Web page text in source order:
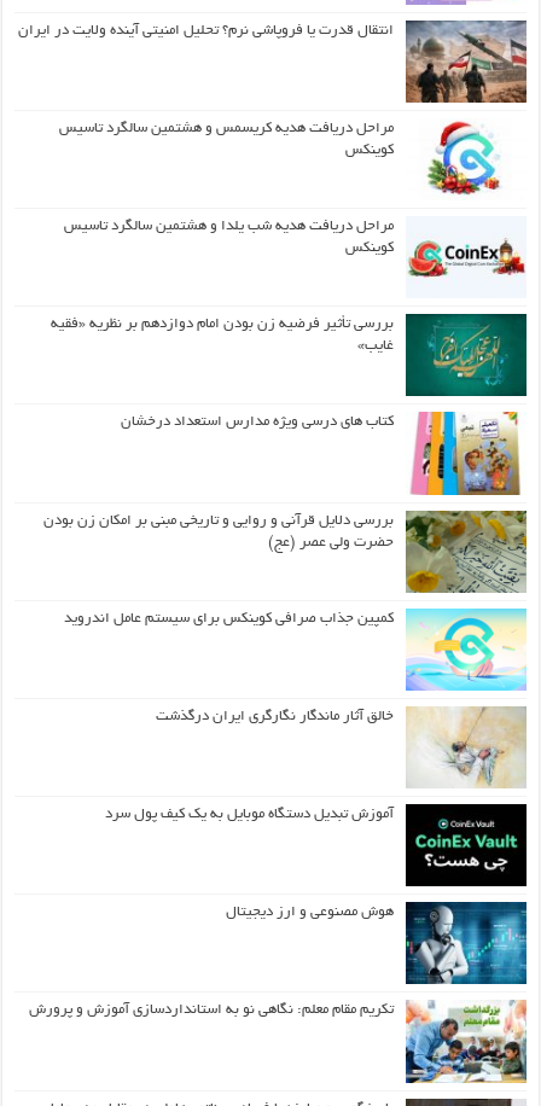
انتقال قدرت یا فروپاشی نرم؟ تحلیل امنیتی آینده ولایت در ایران
مراحل دریافت هدیه کریسمس و هشتمین سالگرد تاسیس
کوینکس
مراحل دریافت هدیه شب یلدا و هشتمین سالگرد تاسیس
کوینکس
بررسی تأثیر فرضیه زن بودن امام دوازدهم بر نظریه «فقیه
غایب»
کتاب های درسی ویژه مدارس استعداد درخشان
بررسی دلایل قرآنی و روایی و تاریخی مبنی بر امکان زن بودن
حضرت ولی عصر (عج)
کمپین جذاب صرافی کوینکس برای سیستم عامل اندروید
خالق آثار ماندگار نگارگری ایران درگذشت
آموزش تبدیل دستگاه موبایل به یک کیف‌ پول سرد
هوش مصنوعی و ارز دیجیتال
تکریم مقام معلم: نگاهی نو به استانداردسازی آموزش و پرورش